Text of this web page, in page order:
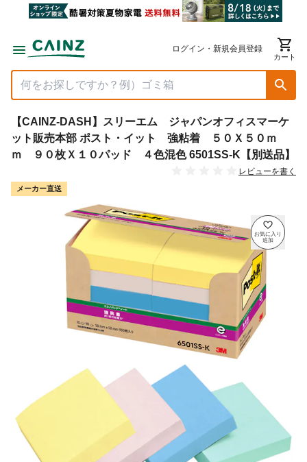
ログイン・新規会員登録
カート
【CAINZ-DASH】スリーエム ジャパンオフィスマーケ
ット販売本部 ポスト・イット 強粘着 ５０Ｘ５０ｍ
ｍ ９０枚Ｘ１０パッド ４色混色 6501SS-K【別送品】
レビューを書く
メーカー直送